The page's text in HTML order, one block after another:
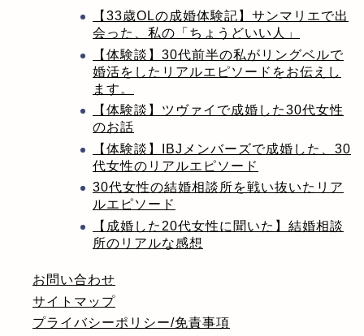
【33歳OLの成婚体験記】サンマリエで出
会った、私の「ちょうどいい人」
【体験談】30代前半の私がリングベルで
婚活をしたリアルエピソードをお伝えし
ます。
【体験談】ツヴァイで成婚した30代女性
のお話
【体験談】IBJメンバーズで成婚した、30
代女性のリアルエピソード
30代女性の結婚相談所を戦い抜いたリア
ルエピソード
【成婚した20代女性に聞いた】結婚相談
所のリアルな感想
お問い合わせ
サイトマップ
プライバシーポリシー/免責事項